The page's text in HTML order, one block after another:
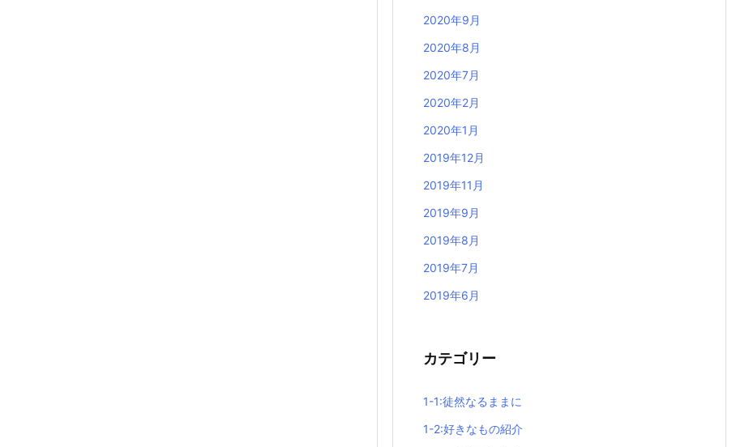
2020年9月
2020年8月
2020年7月
2020年2月
2020年1月
2019年12月
2019年11月
2019年9月
2019年8月
2019年7月
2019年6月
カテゴリー
1-1:徒然なるままに
1-2:好きなもの紹介